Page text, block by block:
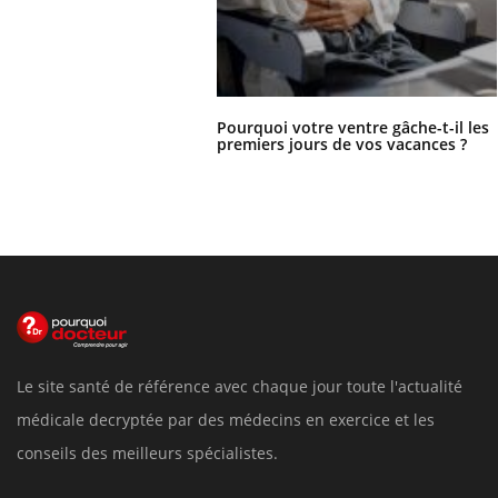
Pourquoi votre ventre gâche-t-il les
premiers jours de vos vacances ?
Le site santé de référence avec chaque jour toute l'actualité
médicale decryptée par des médecins en exercice et les
conseils des meilleurs spécialistes.